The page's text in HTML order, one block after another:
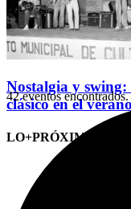
Nostalgia y
clásico en el
LO+PRÓXIMO
42 eventos encontrados.